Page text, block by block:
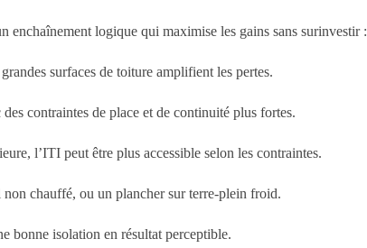
enchaînement logique qui maximise les gains sans surinvestir :
surfaces de toiture amplifient les pertes.
contraintes de place et de continuité plus fortes.
l’ITI peut être plus accessible selon les contraintes.
chauffé, ou un plancher sur terre-plein froid.
bonne isolation en résultat perceptible.